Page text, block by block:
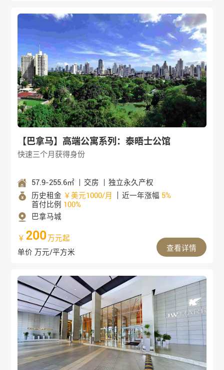
【巴拿马】高端公寓系列：泰晤士公馆
快速三个月获得身份
57.9-255.6㎡ 交房
独立永久产权
历史租金 ￥美元1000/月 近一年涨幅 5%
首付比例 100%
巴拿马城
￥ 200万元起
单价 万元/平方米
查看详情